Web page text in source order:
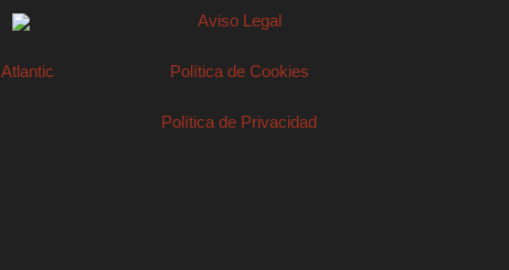
Atlantic
Aviso Legal
Política de Cookies
Política de Privacidad